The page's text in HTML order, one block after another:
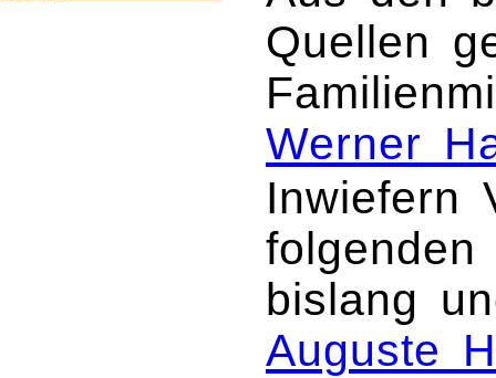
Quellen
Werner
Inwiefern
bislang
Auguste